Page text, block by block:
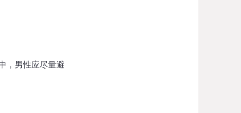
，男性应尽量避